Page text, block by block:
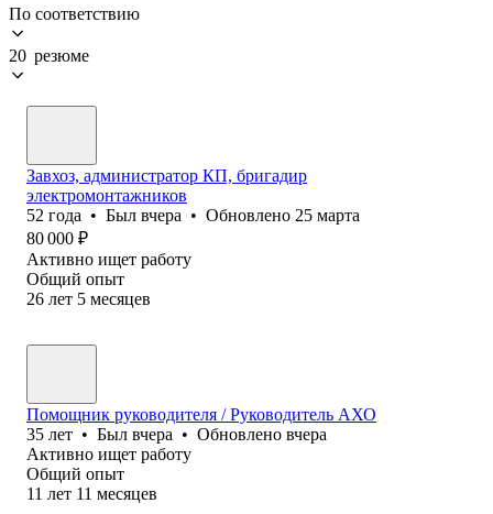
По соответствию
20 резюме
Завхоз, администратор КП, бригадир
электромонтажников
52 года • Был вчера • Обновлено 25 марта
80 000 ₽
Активно ищет работу
Общий опыт
26 лет 5 месяцев
Помощник руководителя / Руководитель АХО
35 лет • Был вчера • Обновлено вчера
Активно ищет работу
Общий опыт
11 лет 11 месяцев